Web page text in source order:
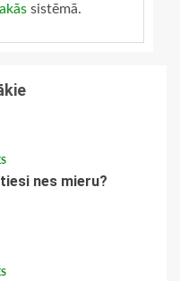
sistēmā.
nes mieru?